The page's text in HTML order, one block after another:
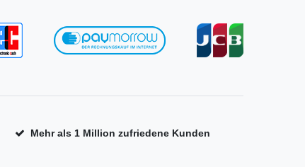
Mehr als 1 Million zufriedene Kunden